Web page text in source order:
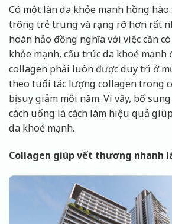
Có một làn da khỏe mạnh hồng hào
trông trẻ trung và rạng rỡ hơn rất
hoàn hảo đồng nghĩa với việc cần
khỏe mạnh, cấu trúc da khoẻ
collagen phải luôn được duy trì ở
theo tuổi tác lượng collagen trong
bị suy giảm mỗi năm. Vì vậy, bổ
cách uống là cách làm hiệu quả
da khoẻ mạnh.
Collagen giúp vết thương nhanh